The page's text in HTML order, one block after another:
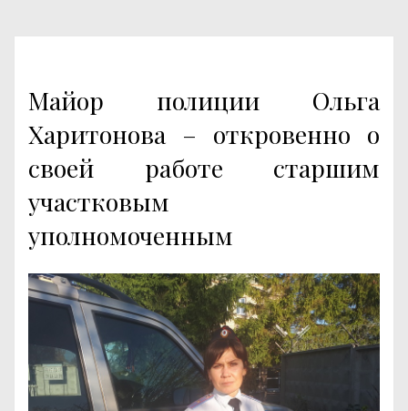
Майор полиции Ольга
Харитонова – откровенно о
своей работе старшим
участковым
уполномоченным